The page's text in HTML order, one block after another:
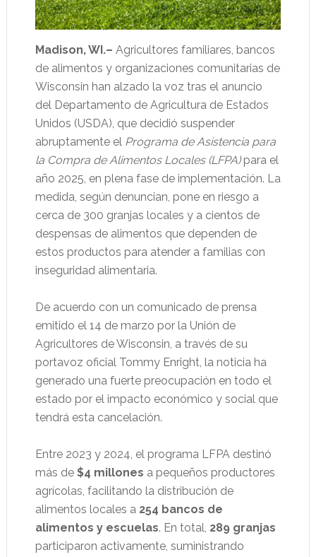
Madison, WI.– Agricultores familiares, bancos
de alimentos y organizaciones comunitarias de
Wisconsin han alzado la voz tras el anuncio
del Departamento de Agricultura de Estados
Unidos (USDA), que decidió suspender
abruptamente el Programa de Asistencia para
la Compra de Alimentos Locales (LFPA)para el
año 2025, en plena fase de implementación. La
medida, según denuncian, pone en riesgo a
cerca de 300 granjas locales y a cientos de
despensas de alimentos que dependen de
estos productos para atender a familias con
inseguridad alimentaria.
De acuerdo con un comunicado de prensa
emitido el 14 de marzo por la Unión de
Agricultores de Wisconsin, a través de su
portavoz oficial Tommy Enright, la noticia ha
generado una fuerte preocupación en todo el
estado por el impacto económico y social que
tendrá esta cancelación.
Entre 2023 y 2024, el programa LFPA destinó
más de $4 millones a pequeños productores
agrícolas, facilitando la distribución de
alimentos locales a 254 bancos de
alimentos y escuelas. En total, 289 granjas
participaron activamente, suministrando